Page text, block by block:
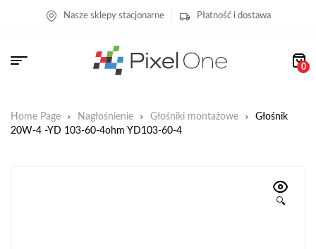
Nasze sklepy stacjonarne Płatność i dostawa
0
Home Page Nagłośnienie Głośniki montażowe
Głośnik
20W-4 -YD 103-60-4ohm YD103-60-4
🔍